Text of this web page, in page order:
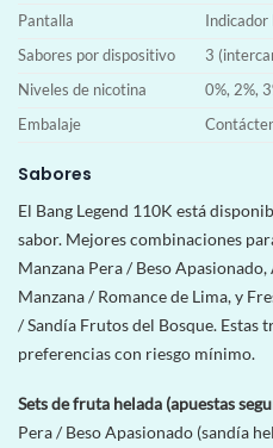
Pantalla
Indicador
Sabores por dispositivo
3
Niveles de nicotina
0%, 2%,
Embalaje
Sabores
El Bang Legend 110K está
sabor. Mejores combinaciones
Manzana Pera / Beso
Manzana / Romance de Lima, y
/ Sandía Frutos del Bosque. Estas
preferencias con riesgo mínimo.
Sets de fruta helada (apuestas
Pera / Beso Apasionado (sandía